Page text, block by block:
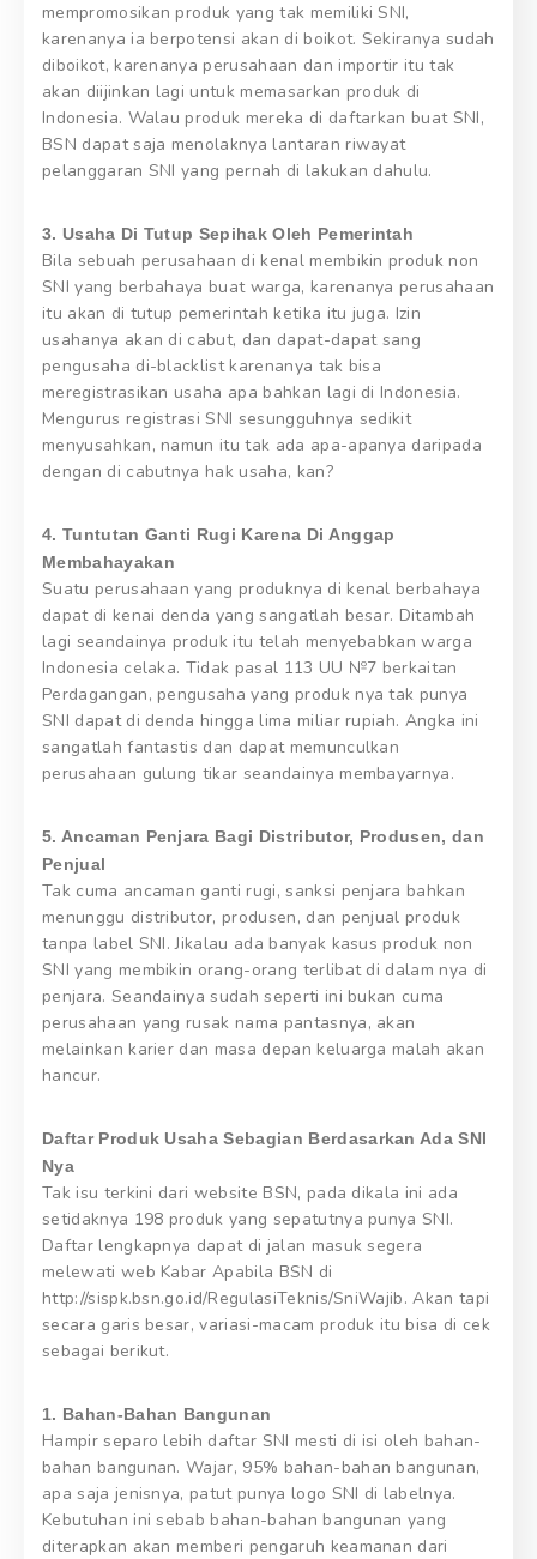
mempromosikan produk yang tak memiliki SNI,
karenanya ia berpotensi akan di boikot. Sekiranya sudah
diboikot, karenanya perusahaan dan importir itu tak
akan diijinkan lagi untuk memasarkan produk di
Indonesia. Walau produk mereka di daftarkan buat SNI,
BSN dapat saja menolaknya lantaran riwayat
pelanggaran SNI yang pernah di lakukan dahulu.
3. Usaha Di Tutup Sepihak Oleh Pemerintah
Bila sebuah perusahaan di kenal membikin produk non
SNI yang berbahaya buat warga, karenanya perusahaan
itu akan di tutup pemerintah ketika itu juga. Izin
usahanya akan di cabut, dan dapat-dapat sang
pengusaha di-blacklist karenanya tak bisa
meregistrasikan usaha apa bahkan lagi di Indonesia.
Mengurus registrasi SNI sesungguhnya sedikit
menyusahkan, namun itu tak ada apa-apanya daripada
dengan di cabutnya hak usaha, kan?
4. Tuntutan Ganti Rugi Karena Di Anggap
Membahayakan
Suatu perusahaan yang produknya di kenal berbahaya
dapat di kenai denda yang sangatlah besar. Ditambah
lagi seandainya produk itu telah menyebabkan warga
Indonesia celaka. Tidak pasal 113 UU №7 berkaitan
Perdagangan, pengusaha yang produk nya tak punya
SNI dapat di denda hingga lima miliar rupiah. Angka ini
sangatlah fantastis dan dapat memunculkan
perusahaan gulung tikar seandainya membayarnya.
5. Ancaman Penjara Bagi Distributor, Produsen, dan
Penjual
Tak cuma ancaman ganti rugi, sanksi penjara bahkan
menunggu distributor, produsen, dan penjual produk
tanpa label SNI. Jikalau ada banyak kasus produk non
SNI yang membikin orang-orang terlibat di dalam nya di
penjara. Seandainya sudah seperti ini bukan cuma
perusahaan yang rusak nama pantasnya, akan
melainkan karier dan masa depan keluarga malah akan
hancur.
Daftar Produk Usaha Sebagian Berdasarkan Ada SNI
Nya
Tak isu terkini dari website BSN, pada dikala ini ada
setidaknya 198 produk yang sepatutnya punya SNI.
Daftar lengkapnya dapat di jalan masuk segera
melewati web Kabar Apabila BSN di
http://sispk.bsn.go.id/RegulasiTeknis/SniWajib. Akan tapi
secara garis besar, variasi-macam produk itu bisa di cek
sebagai berikut.
1. Bahan-Bahan Bangunan
Hampir separo lebih daftar SNI mesti di isi oleh bahan-
bahan bangunan. Wajar, 95% bahan-bahan bangunan,
apa saja jenisnya, patut punya logo SNI di labelnya.
Kebutuhan ini sebab bahan-bahan bangunan yang
diterapkan akan memberi pengaruh keamanan dari